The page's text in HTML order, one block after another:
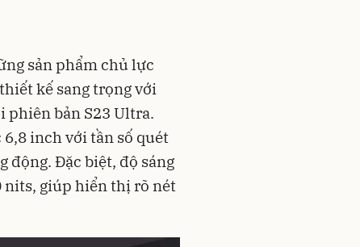
sản phẩm chủ lực
kế sang trọng với
phiên bản S23 Ultra.
inch với tần số quét
động. Đặc biệt, độ sáng
nits, giúp hiển thị rõ nét